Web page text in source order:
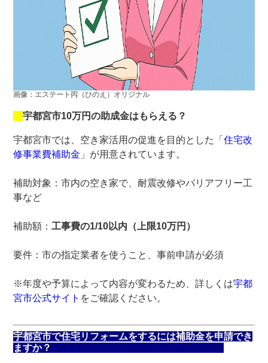
画像：エステート丙（ひのえ）オリジナル
宇都宮市10万円の助成金はもらえる？
宇都宮市では、空き家活用の促進を目的とした「住宅改
修事業費補助金 」が用意されています。
補助対象：市内の空き家で、耐震改修やバリアフリー工
事など
補助額：工事費の1/10以内（上限10万円）
要件：市の指定業者を使うこと、事前申請が必須
※年度や予算によって内容が変わるため、詳しくは宇都
宮市公式サイト をご確認ください。
宇都宮市で住宅リフォームをするには補助金を申請でき
ますか？